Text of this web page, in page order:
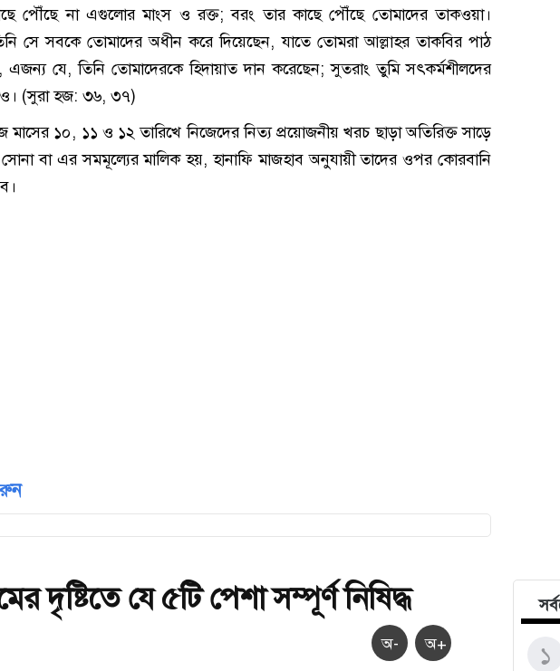
পৌঁছে না এগুলোর মাংস ও রক্ত; বরং তার কাছে পৌঁছে তোমাদের তাকওয়া।
সে সবকে তোমাদের অধীন করে দিয়েছেন, যাতে তোমরা আল্লাহর তাকবির পাঠ
যে, তিনি তোমাদেরকে হিদায়াত দান করেছেন; সুতরাং তুমি সৎকর্মশীলদের
(সুরা হজ: ৩৬, ৩৭)
মাসের ১০, ১১ ও ১২ তারিখে নিজেদের নিত্য প্রয়োজনীয় খরচ ছাড়া অতিরিক্ত সাড়ে
বা এর সমমূল্যের মালিক হয়, হানাফি মাজহাব অনুযায়ী তাদের ওপর কোরবানি
দৃষ্টিতে যে ৫টি পেশা সম্পূর্ণ নিষিদ্ধ
অ- অ+ ১